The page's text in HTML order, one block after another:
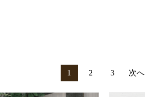
1 2 3 次へ